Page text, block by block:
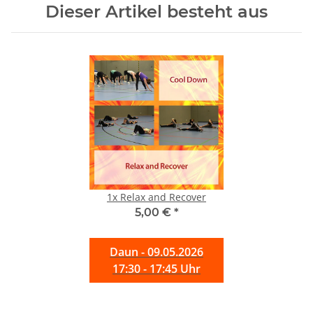
Dieser Artikel besteht aus
1x Relax and Recover
5,00 € *
Daun - 09.05.2026
17:30 - 17:45 Uhr